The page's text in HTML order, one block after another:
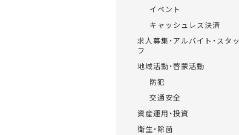
イベント
キャッシュレス決済
求人募集・アルバイト・スタッ
フ
地域活動・啓蒙活動
防犯
交通安全
資産運用・投資
衛生・除菌